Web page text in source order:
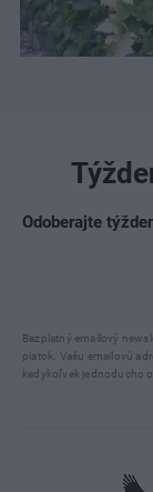
Odoberajte
Bezplatný emailový
piatok. Vašu emailovú
kedykoľvek jednoducho